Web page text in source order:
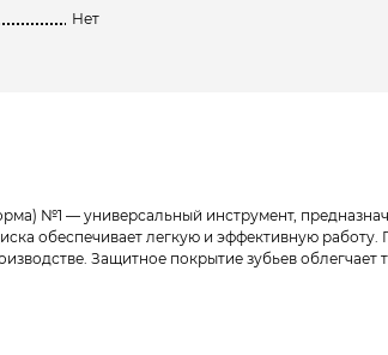
Нет
№1 — универсальный инструмент,
обеспечивает легкую и эффективную
Защитное покрытие зубьев облегчает